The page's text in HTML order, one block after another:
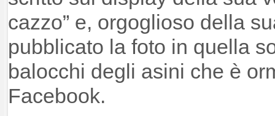
cazzo” e, orgoglioso della
pubblicato la foto in quella
balocchi degli asini che è
Facebook.